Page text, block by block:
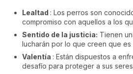
Lealtad : Los perros son
compromiso con aquellos a los
Sentido de la justicia: Tienen
lucharán por lo que creen que es
Valentía : Están dispuestos a
desafío para proteger a sus